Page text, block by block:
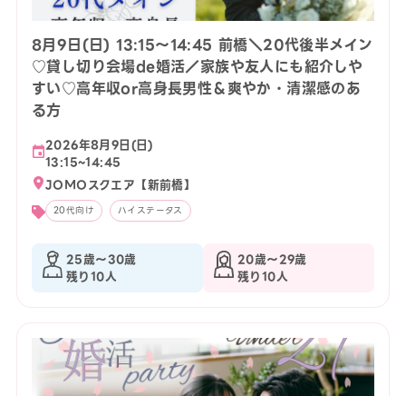
8月9日(日) 13:15〜14:45 前橋＼20代後半メイン
♡貸し切り会場de婚活／家族や友人にも紹介しや
すい♡高年収or高身長男性＆爽やか・清潔感のあ
る方
2026年8月9日(日)
13:15~14:45
JOMOスクエア【新前橋】
20代向け ハイステータス
25歳〜30歳
残り10人
20歳〜29歳
残り10人